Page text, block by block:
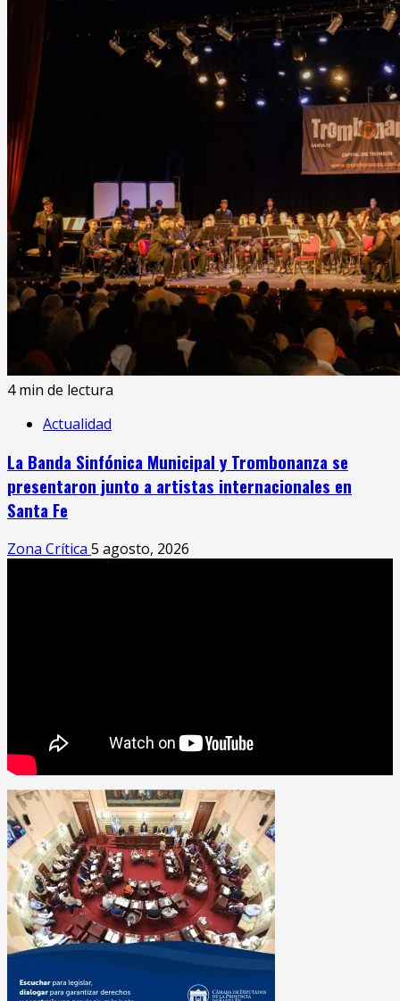
4 min de lectura
Actualidad
La Banda Sinfónica Municipal y Trombonanza se
presentaron junto a artistas internacionales en
Santa Fe
Zona Crítica 5 agosto, 2026